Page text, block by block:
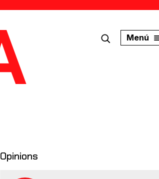
Menú
Opinions